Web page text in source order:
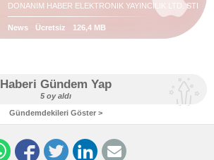
DONANIM HABER ELEKTRONIK YAYINCILIK LTD. STI
News Ücretsiz 126,4 MB
Haberi Gündem Yap
5 oy aldı
Gündemdekileri Göster >